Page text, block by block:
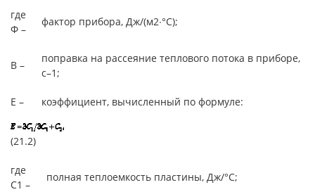
где
Ф –
фактор прибора, Дж/(м2∙°С);
В –
поправка на рассеяние теплового потока в приборе,
с–1;
Е – коэффициент, вычисленный по формуле:
(21.2)
где
С1 –
полная теплоемкость пластины, Дж/°С;